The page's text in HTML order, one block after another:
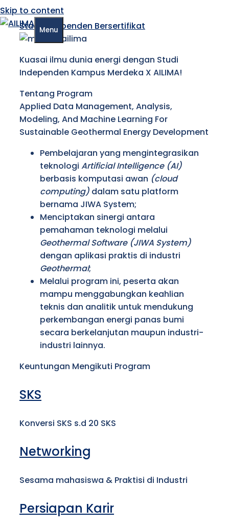
Skip to content
Menu
Studi Independen Bersertifikat
Kuasai ilmu dunia energi dengan Studi
Independen Kampus Merdeka X AILIMA!
Tentang Program
Applied Data Management, Analysis,
Modeling, And Machine Learning For
Sustainable Geothermal Energy Development
Pembelajaran yang mengintegrasikan
teknologi Artificial Intelligence (AI)
berbasis komputasi awan (cloud
computing) dalam satu platform
bernama JIWA System;
Menciptakan sinergi antara
pemahaman teknologi melalui
Geothermal Software (JIWA System)
dengan aplikasi praktis di industri
Geothermal;
Melalui program ini, peserta akan
mampu menggabungkan keahlian
teknis dan analitik untuk mendukung
perkembangan energi panas bumi
secara berkelanjutan maupun industri-
industri lainnya.
Keuntungan Mengikuti Program
SKS
Konversi SKS s.d 20 SKS
Networking
Sesama mahasiswa & Praktisi di Industri
Persiapan Karir